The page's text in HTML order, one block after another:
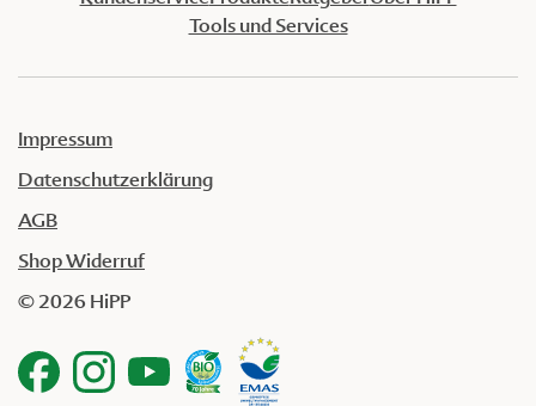
Tools und Services
Impressum
Datenschutzerklärung
AGB
Shop Widerruf
© 2026 HiPP